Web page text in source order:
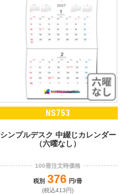
NS753
シンプルデスク 中綴じカレンダー
（六曜なし）
100冊注文時価格
税別 376 円/冊
(税込413円)